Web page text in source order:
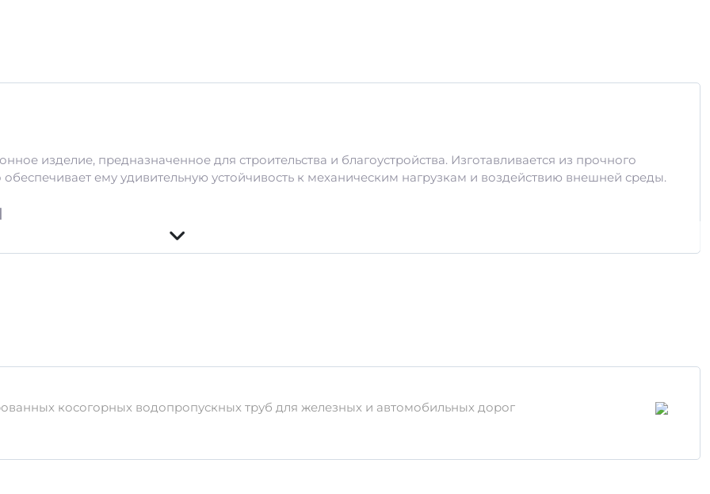
изделие, предназначенное для строительства и благоустройства. Изготавливается из прочного
ему удивительную устойчивость к механическим нагрузкам и воздействию внешней среды.
температуры.
косогорных водопропускных труб для железных и автомобильных дорог